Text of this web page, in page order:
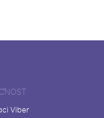
Viber